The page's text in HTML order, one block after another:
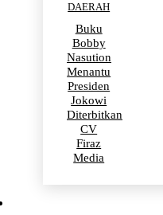
DAERAH
Buku
Bobby
Nasution
Menantu
Presiden
Jokowi
Diterbitkan
CV
Firaz
Media